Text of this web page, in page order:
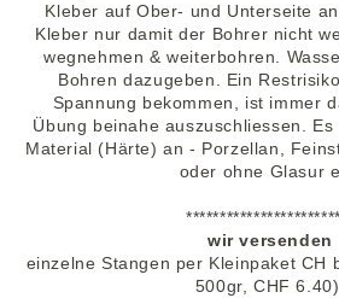
Kleber auf Ober- und Unterseite
Kleber nur damit der Bohrer nicht
wegnehmen & weiterbohren.
Bohren dazugeben. Ein
Spannung bekommen, ist immer
Übung beinahe auszuschliessen.
Material (Härte) an - Porzellan,
oder ohne Glasur
wir versenden
einzelne Stangen per Kleinpaket CH
500gr, CHF 6.40).